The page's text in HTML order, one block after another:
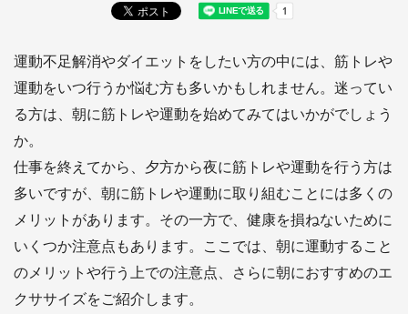
運動不足解消やダイエットをしたい方の中には、筋トレや
運動をいつ行うか悩む方も多いかもしれません。迷ってい
る方は、朝に筋トレや運動を始めてみてはいかがでしょう
か。
仕事を終えてから、夕方から夜に筋トレや運動を行う方は
多いですが、朝に筋トレや運動に取り組むことには多くの
メリットがあります。その一方で、健康を損ねないために
いくつか注意点もあります。ここでは、朝に運動すること
のメリットや行う上での注意点、さらに朝におすすめのエ
クササイズをご紹介します。